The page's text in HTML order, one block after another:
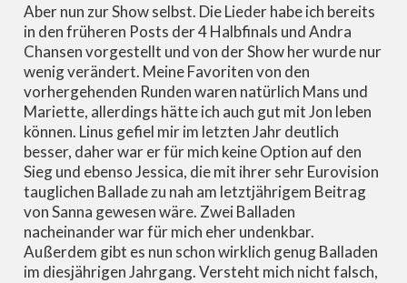
Aber nun zur Show selbst. Die Lieder habe ich bereits
in den früheren Posts der 4 Halbfinals und Andra
Chansen vorgestellt und von der Show her wurde nur
wenig verändert. Meine Favoriten von den
vorhergehenden Runden waren natürlich Mans und
Mariette, allerdings hätte ich auch gut mit Jon leben
können. Linus gefiel mir im letzten Jahr deutlich
besser, daher war er für mich keine Option auf den
Sieg und ebenso Jessica, die mit ihrer sehr Eurovision
tauglichen Ballade zu nah am letztjährigem Beitrag
von Sanna gewesen wäre. Zwei Balladen
nacheinander war für mich eher undenkbar.
Außerdem gibt es nun schon wirklich genug Balladen
im diesjährigen Jahrgang. Versteht mich nicht falsch,